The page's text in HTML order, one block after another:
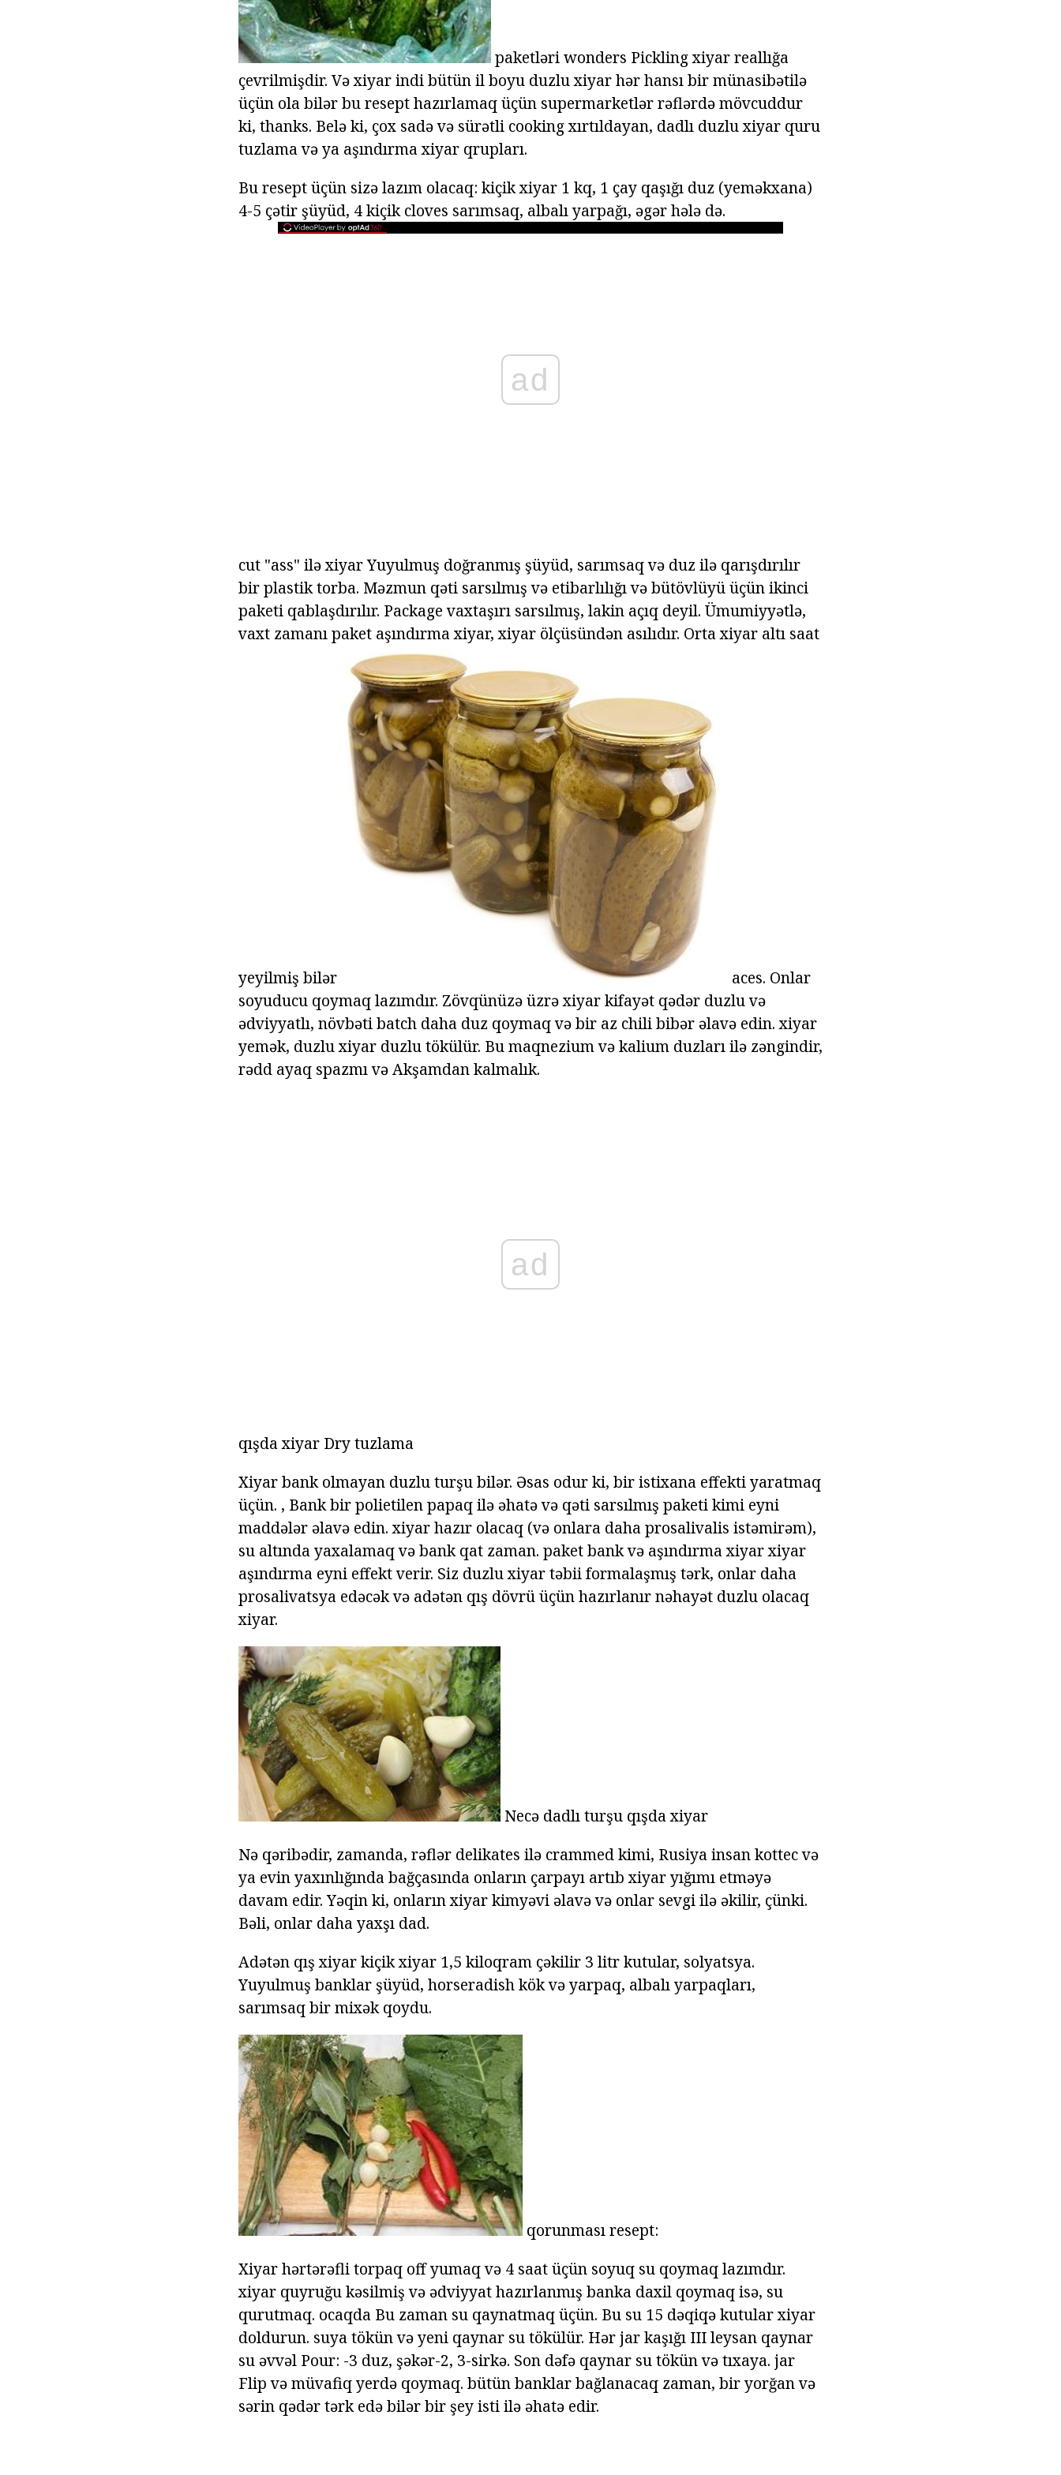
paketləri wonders Pickling xiyar reallığa
çevrilmişdir. Və xiyar indi bütün il boyu duzlu xiyar hər hansı bir münasibətilə
üçün ola bilər bu resept hazırlamaq üçün supermarketlər rəflərdə mövcuddur
ki, thanks. Belə ki, çox sadə və sürətli cooking xırtıldayan, dadlı duzlu xiyar quru
tuzlama və ya aşındırma xiyar qrupları.
Bu resept üçün sizə lazım olacaq: kiçik xiyar 1 kq, 1 çay qaşığı duz (yeməkxana)
4-5 çətir şüyüd, 4 kiçik cloves sarımsaq, albalı yarpağı, əgər hələ də.
ad
cut "ass" ilə xiyar Yuyulmuş doğranmış şüyüd, sarımsaq və duz ilə qarışdırılır
bir plastik torba. Məzmun qəti sarsılmış və etibarlılığı və bütövlüyü üçün ikinci
paketi qablaşdırılır. Package vaxtaşırı sarsılmış, lakin açıq deyil. Ümumiyyətlə,
vaxt zamanı paket aşındırma xiyar, xiyar ölçüsündən asılıdır. Orta xiyar altı saat
yeyilmiş bilər
aces. Onlar
soyuducu qoymaq lazımdır. Zövqünüzə üzrə xiyar kifayət qədər duzlu və
ədviyyatlı, növbəti batch daha duz qoymaq və bir az chili bibər əlavə edin. xiyar
yemək, duzlu xiyar duzlu tökülür. Bu maqnezium və kalium duzları ilə zəngindir,
rədd ayaq spazmı və Akşamdan kalmalık.
ad
qışda xiyar Dry tuzlama
Xiyar bank olmayan duzlu turşu bilər. Əsas odur ki, bir istixana effekti yaratmaq
üçün. , Bank bir polietilen papaq ilə əhatə və qəti sarsılmış paketi kimi eyni
maddələr əlavə edin. xiyar hazır olacaq (və onlara daha prosalivalis istəmirəm),
su altında yaxalamaq və bank qat zaman. paket bank və aşındırma xiyar xiyar
aşındırma eyni effekt verir. Siz duzlu xiyar təbii formalaşmış tərk, onlar daha
prosalivatsya edəcək və adətən qış dövrü üçün hazırlanır nəhayət duzlu olacaq
xiyar.
Necə dadlı turşu qışda xiyar
Nə qəribədir, zamanda, rəflər delikates ilə crammed kimi, Rusiya insan kottec və
ya evin yaxınlığında bağçasında onların çarpayı artıb xiyar yığımı etməyə
davam edir. Yəqin ki, onların xiyar kimyəvi əlavə və onlar sevgi ilə əkilir, çünki.
Bəli, onlar daha yaxşı dad.
Adətən qış xiyar kiçik xiyar 1,5 kiloqram çəkilir 3 litr kutular, solyatsya.
Yuyulmuş banklar şüyüd, horseradish kök və yarpaq, albalı yarpaqları,
sarımsaq bir mixək qoydu.
qorunması resept:
Xiyar hərtərəfli torpaq off yumaq və 4 saat üçün soyuq su qoymaq lazımdır.
xiyar quyruğu kəsilmiş və ədviyyat hazırlanmış banka daxil qoymaq isə, su
qurutmaq. ocaqda Bu zaman su qaynatmaq üçün. Bu su 15 dəqiqə kutular xiyar
doldurun. suya tökün və yeni qaynar su tökülür. Hər jar kaşığı III leysan qaynar
su əvvəl Pour: -3 duz, şəkər-2, 3-sirkə. Son dəfə qaynar su tökün və tıxaya. jar
Flip və müvafiq yerdə qoymaq. bütün banklar bağlanacaq zaman, bir yorğan və
sərin qədər tərk edə bilər bir şey isti ilə əhatə edir.